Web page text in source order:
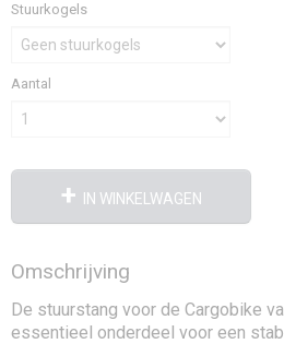
Stuurkogels
Aantal
IN WINKELWAGEN
Omschrijving
De stuurstang voor de Cargobike
essentieel onderdeel voor een